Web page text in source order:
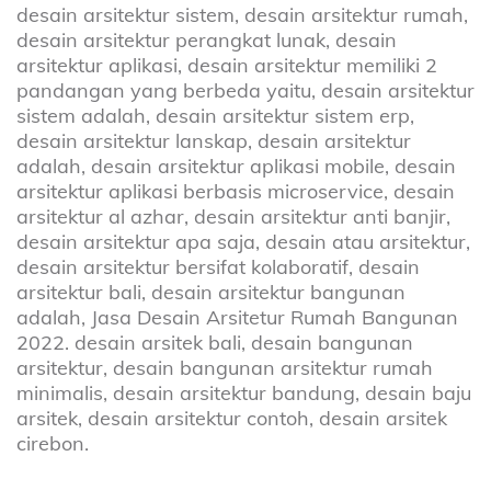
desain arsitektur sistem, desain arsitektur rumah,
desain arsitektur perangkat lunak, desain
arsitektur aplikasi, desain arsitektur memiliki 2
pandangan yang berbeda yaitu, desain arsitektur
sistem adalah, desain arsitektur sistem erp,
desain arsitektur lanskap, desain arsitektur
adalah, desain arsitektur aplikasi mobile, desain
arsitektur aplikasi berbasis microservice, desain
arsitektur al azhar, desain arsitektur anti banjir,
desain arsitektur apa saja, desain atau arsitektur,
desain arsitektur bersifat kolaboratif, desain
arsitektur bali, desain arsitektur bangunan
adalah, Jasa Desain Arsitetur Rumah Bangunan
2022. desain arsitek bali, desain bangunan
arsitektur, desain bangunan arsitektur rumah
minimalis, desain arsitektur bandung, desain baju
arsitek, desain arsitektur contoh, desain arsitek
cirebon.